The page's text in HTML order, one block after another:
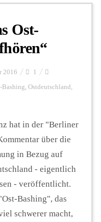
Ost-
2016 1
Bashing, Ostdeutschland ,
hat in der "Berliner
über die
in Bezug auf
- eigentlich
- veröffentlicht.
Bashing", das
schwerer macht,